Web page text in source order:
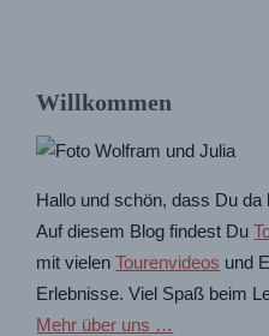
Willkommen
Hallo und schön, dass Du
Auf diesem Blog findest Du
mit vielenTourenvideos und
Erlebnisse. Viel Spaß beim
Mehr über uns …